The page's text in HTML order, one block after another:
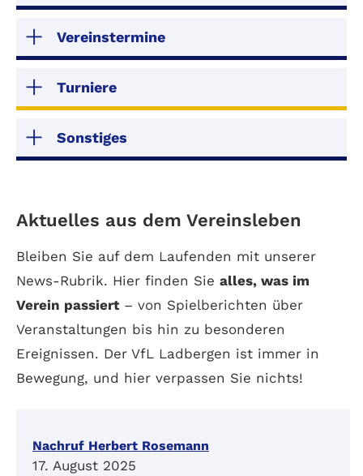
Vereinstermine
Turniere
Sonstiges
Aktuelles aus dem Vereinsleben
Bleiben Sie auf dem Laufenden mit unserer
News-Rubrik. Hier finden Sie alles, was im
Verein passiert– von Spielberichten über
Veranstaltungen bis hin zu besonderen
Ereignissen. Der VfL Ladbergen ist immer in
Bewegung, und hier verpassen Sie nichts!
Nachruf Herbert Rosemann
17. August 2025